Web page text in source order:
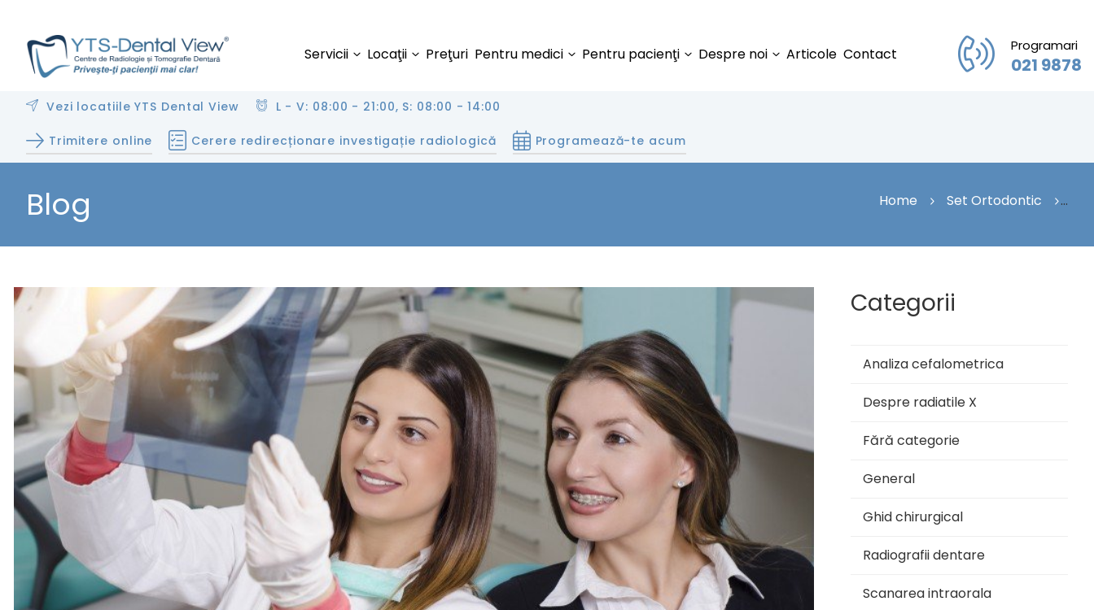
Servicii Locaţii Preţuri Pentru medici Pentru pacienţi Despre noi Articole Contact Programari
021 9878
Vezi locatiile YTS Dental View L - V: 08:00 - 21:00, S: 08:00 - 14:00
Trimitere online Cerere redirecționare investigație radiologică Programează-te acum
Blog Home
Set Ortodontic
Categorii
Analiza cefalometrica
Despre radiatile X
Fără categorie
General
Ghid chirurgical
Radiografii dentare
Scanarea intraorala